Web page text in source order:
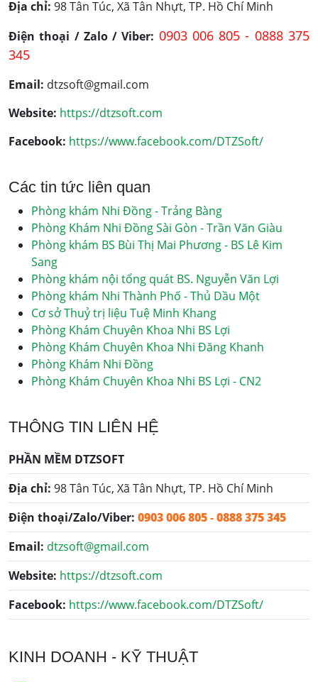
Địa chỉ: 98 Tân Túc, Xã Tân Nhựt, TP. Hồ Chí Minh
Điện thoại / Zalo / Viber: 0903 006 805 - 0888 375
345
Email: dtzsoft@gmail.com
Website: https://dtzsoft.com
Facebook: https://www.facebook.com/DTZSoft/
Các tin tức liên quan
Phòng khám Nhi Đồng - Trảng Bàng
Phòng Khám Nhi Đồng Sài Gòn - Trần Văn Giàu
Phòng khám BS Bùi Thị Mai Phương - BS Lê Kim
Sang
Phòng khám nội tổng quát BS. Nguyễn Văn Lợi
Phòng khám Nhi Thành Phố - Thủ Dầu Một
Cơ sở Thuỷ trị liệu Tuệ Minh Khang
Phòng Khám Chuyên Khoa Nhi BS Lợi
Phòng Khám Chuyên Khoa Nhi Đăng Khanh
Phòng Khám Nhi Đồng
Phòng Khám Chuyên Khoa Nhi BS Lợi - CN2
THÔNG TIN LIÊN HỆ
PHẦN MỀM DTZSOFT
Địa chỉ: 98 Tân Túc, Xã Tân Nhựt, TP. Hồ Chí Minh
Điện thoại/Zalo/Viber: 0903 006 805-0888 375 345
Email: dtzsoft@gmail.com
Website: https://dtzsoft.com
Facebook: https://www.facebook.com/DTZSoft/
KINH DOANH - KỸ THUẬT